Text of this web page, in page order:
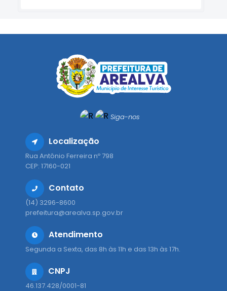
Siga-nos
Localização
Rua Antônio Ferreira nº 798
CEP: 17160-021
Contato
(14) 3296-8600
prefeitura@arealva.sp.gov.br
Atendimento
Segunda a Sexta, das 8h às 11h e das 13h às 17h.
CNPJ
46.137.428/0001-81